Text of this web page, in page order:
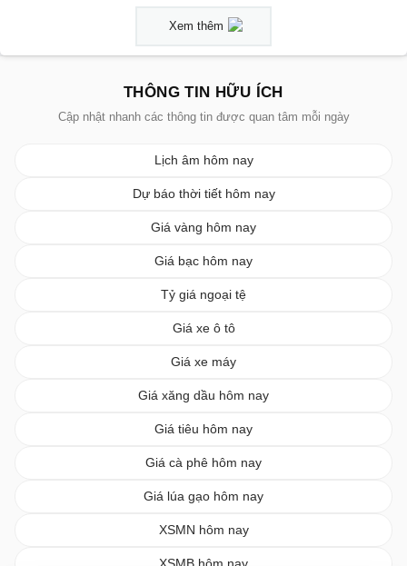
Xem thêm
THÔNG TIN HỮU ÍCH
Cập nhật nhanh các thông tin được quan tâm mỗi ngày
Lịch âm hôm nay
Dự báo thời tiết hôm nay
Giá vàng hôm nay
Giá bạc hôm nay
Tỷ giá ngoại tệ
Giá xe ô tô
Giá xe máy
Giá xăng dầu hôm nay
Giá tiêu hôm nay
Giá cà phê hôm nay
Giá lúa gạo hôm nay
XSMN hôm nay
XSMB hôm nay